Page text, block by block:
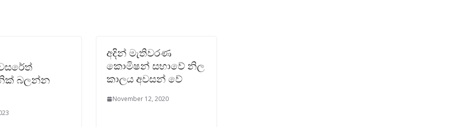
බලන්න
අදින් මැතිවරණ
කොමිෂන් සභාවේ නිල
කාලය අවසන් වේ
November 12, 2020